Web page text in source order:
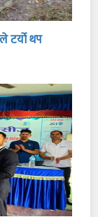
टर्यो थप